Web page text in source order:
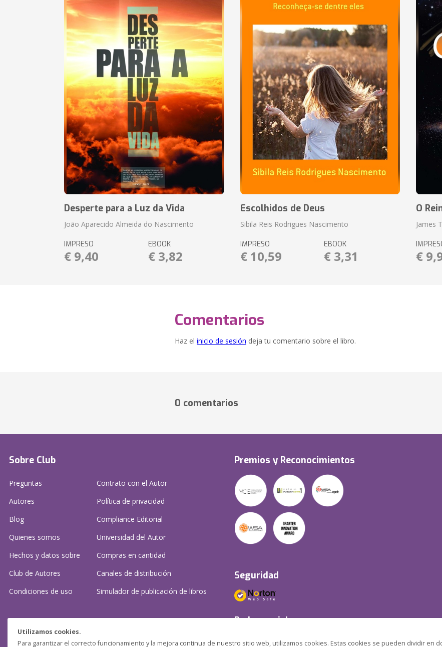
Utilizamos cookies.
Para garantizar el correcto funcionamiento y la mejora continua de nuestro sitio web, utilizamos cookies. Estas cookies se pueden dividir en
Desperte para a Luz da Vida
João Aparecido Almeida do Nascimento
IMPRESO
€ 9,40
EBOOK
€ 3,82
Escolhidos de Deus
Sibila Reis Rodrigues Nascimento
IMPRESO
€ 10,59
EBOOK
€ 3,31
O
James
€
Comentarios
Haz el inicio de sesión deja tu comentario sobre el libro.
0 comentarios
Sobre Club
Preguntas
Autores
Blog
Quienes somos
Hechos y datos sobre
Club de Autores
Condiciones de uso
Contrato con el Autor
Política de privacidad
Compliance Editorial
Universidad del Autor
Compras en cantidad
Canales de distribución
Simulador de publicación de libros
¿Necesitas ayuda?
Premios y Reconocimientos
Seguridad
Redes sociales